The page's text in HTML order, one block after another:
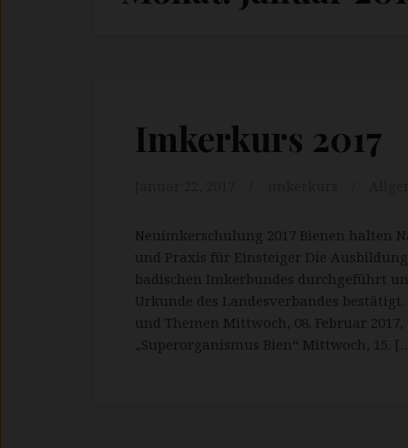
Imkerkurs 2017
Neuimkerschulung 2017 Bienen halten
und Praxis für Einsteiger Die
badischen Imkerbundes durchgeführt
Urkunde des Landesverbandes
und Themen Mittwoch, 08. Februar 2017,
„Superorganismus Bien“ Mittwoch, 15.